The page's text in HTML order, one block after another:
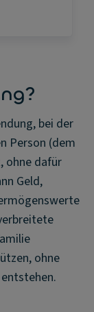
bei der
Person (dem
ohne dafür
Geld,
ohne